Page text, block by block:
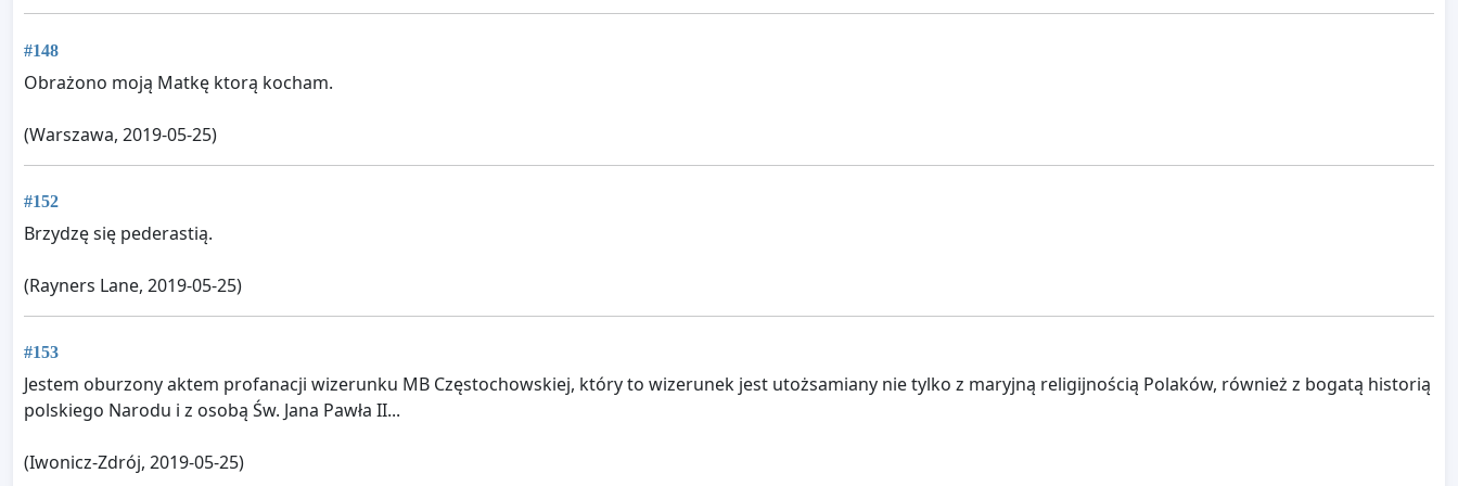
#148
Obrażono moją Matkę ktorą kocham.
(Warszawa, 2019-05-25)
#152
Brzydzę się pederastią.
(Rayners Lane, 2019-05-25)
#153
Jestem oburzony aktem profanacji wizerunku MB Częstochowskiej, który to wizerunek jest utożsamiany nie tylko z maryjną religijnością Polaków, również z bogatą historią
polskiego Narodu i z osobą Św. Jana Pawła II...
(Iwonicz-Zdrój, 2019-05-25)